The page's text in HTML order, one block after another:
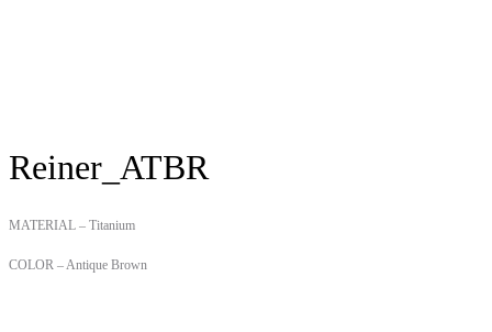
Reiner_ATBR
MATERIAL – Titanium
COLOR – Antique Brown